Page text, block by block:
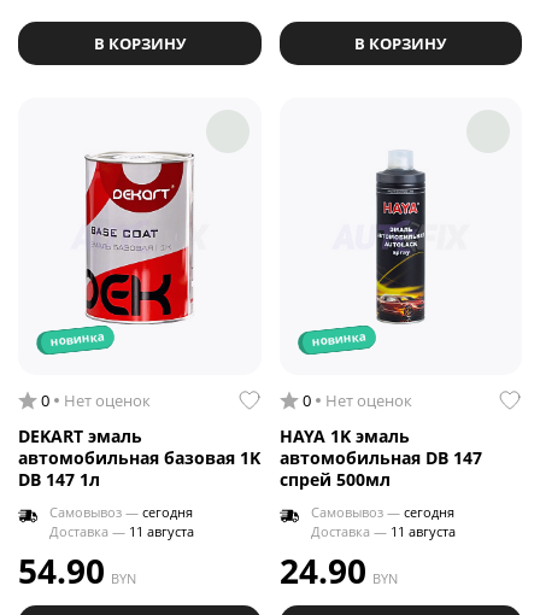
В КОРЗИНУ В КОРЗИНУ
новинка
0 Нет оценок
DEKART эмаль
автомобильная базовая 1K
DB 147 1л
Самовывоз — сегодня
Доставка — 11 августа
54.90 BYN
новинка
0 Нет оценок
HAYA 1K эмаль
автомобильная DB 147
спрей 500мл
Самовывоз — сегодня
Доставка — 11 августа
24.90 BYN